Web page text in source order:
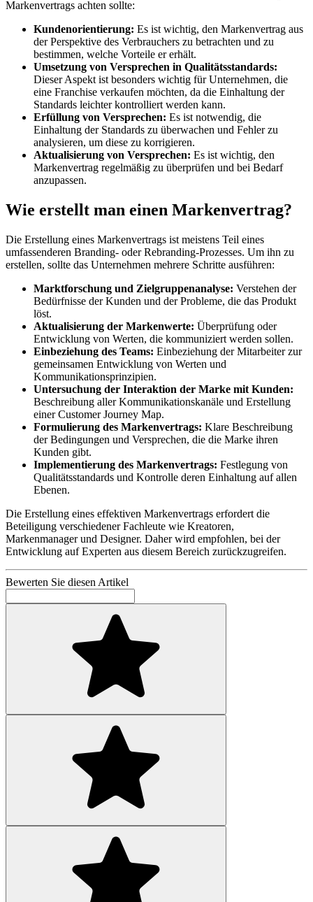
Markenvertrags achten sollte:
Kundenorientierung: Es ist wichtig, den Markenvertrag aus
der Perspektive des Verbrauchers zu betrachten und zu
bestimmen, welche Vorteile er erhält.
Umsetzung von Versprechen in Qualitätsstandards:
Dieser Aspekt ist besonders wichtig für Unternehmen, die
eine Franchise verkaufen möchten, da die Einhaltung der
Standards leichter kontrolliert werden kann.
Erfüllung von Versprechen: Es ist notwendig, die
Einhaltung der Standards zu überwachen und Fehler zu
analysieren, um diese zu korrigieren.
Aktualisierung von Versprechen: Es ist wichtig, den
Markenvertrag regelmäßig zu überprüfen und bei Bedarf
anzupassen.
Wie erstellt man einen Markenvertrag?
Die Erstellung eines Markenvertrags ist meistens Teil eines
umfassenderen Branding- oder Rebranding-Prozesses. Um ihn zu
erstellen, sollte das Unternehmen mehrere Schritte ausführen:
Marktforschung und Zielgruppenanalyse: Verstehen der
Bedürfnisse der Kunden und der Probleme, die das Produkt
löst.
Aktualisierung der Markenwerte: Überprüfung oder
Entwicklung von Werten, die kommuniziert werden sollen.
Einbeziehung des Teams: Einbeziehung der Mitarbeiter zur
gemeinsamen Entwicklung von Werten und
Kommunikationsprinzipien.
Untersuchung der Interaktion der Marke mit Kunden:
Beschreibung aller Kommunikationskanäle und Erstellung
einer Customer Journey Map.
Formulierung des Markenvertrags: Klare Beschreibung
der Bedingungen und Versprechen, die die Marke ihren
Kunden gibt.
Implementierung des Markenvertrags: Festlegung von
Qualitätsstandards und Kontrolle deren Einhaltung auf allen
Ebenen.
Die Erstellung eines effektiven Markenvertrags erfordert die
Beteiligung verschiedener Fachleute wie Kreatoren,
Markenmanager und Designer. Daher wird empfohlen, bei der
Entwicklung auf Experten aus diesem Bereich zurückzugreifen.
Bewerten Sie diesen Artikel